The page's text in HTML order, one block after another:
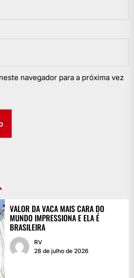
navegador para a próxima vez
VALOR DA VACA MAIS CARA DO
MUNDO IMPRESSIONA E ELA É
BRASILEIRA
RV
28 de julho de 2026